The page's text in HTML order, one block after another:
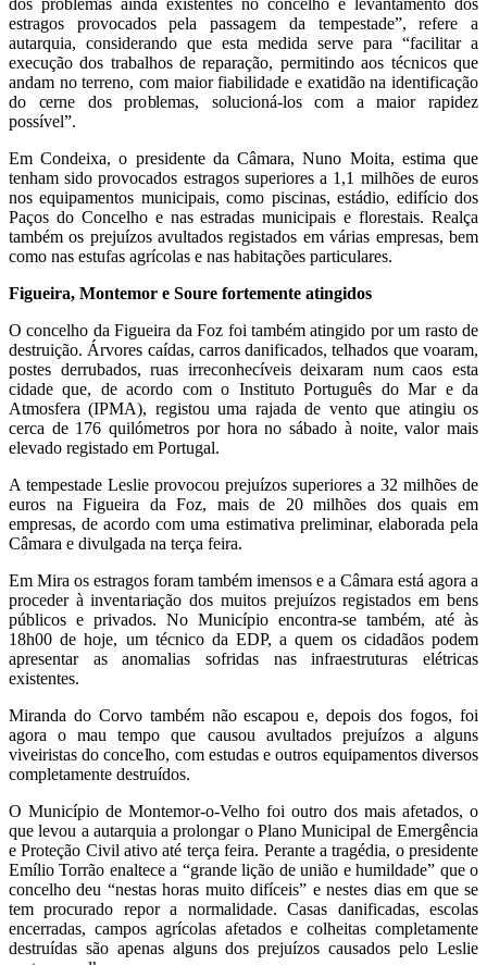
estragos provocados pela passagem da tempestade”, refere a
autarquia, considerando que esta medida serve para “facilitar a
execução dos trabalhos de reparação, permitindo aos técnicos que
andam no terreno, com maior fiabilidade e exatidão na identificação
do cerne dos problemas, solucioná-los com a maior rapidez
possível”.
Em Condeixa, o presidente da Câmara, Nuno Moita, estima que
tenham sido provocados estragos superiores a 1,1 milhões de euros
nos equipamentos municipais, como piscinas, estádio, edifício dos
Paços do Concelho e nas estradas municipais e florestais. Realça
também os prejuízos avultados registados em várias empresas, bem
como nas estufas agrícolas e nas habitações particulares.
Figueira, Montemor e Soure fortemente atingidos
O concelho da Figueira da Foz foi também atingido por um rasto de
destruição. Árvores caídas, carros danificados, telhados que voaram,
postes derrubados, ruas irreconhecíveis deixaram num caos esta
cidade que, de acordo com o Instituto Português do Mar e da
Atmosfera (IPMA), registou uma rajada de vento que atingiu os
cerca de 176 quilómetros por hora no sábado à noite, valor mais
elevado registado em Portugal.
A tempestade Leslie provocou prejuízos superiores a 32 milhões de
euros na Figueira da Foz, mais de 20 milhões dos quais em
empresas, de acordo com uma estimativa preliminar, elaborada pela
Câmara e divulgada na terça feira.
Em Mira os estragos foram também imensos e a Câmara está agora a
proceder à inventariação dos muitos prejuízos registados em bens
públicos e privados. No Município encontra-se também, até às
18h00 de hoje, um técnico da EDP, a quem os cidadãos podem
apresentar as anomalias sofridas nas infraestruturas elétricas
existentes.
Miranda do Corvo também não escapou e, depois dos fogos, foi
agora o mau tempo que causou avultados prejuízos a alguns
viveiristas do concelho, com estudas e outros equipamentos diversos
completamente destruídos.
O Município de Montemor-o-Velho foi outro dos mais afetados, o
que levou a autarquia a prolongar o Plano Municipal de Emergência
e Proteção Civil ativo até terça feira. Perante a tragédia, o presidente
Emílio Torrão enaltece a “grande lição de união e humildade” que o
concelho deu “nestas horas muito difíceis” e nestes dias em que se
tem procurado repor a normalidade. Casas danificadas, escolas
encerradas, campos agrícolas afetados e colheitas completamente
destruídas são apenas alguns dos prejuízos causados pelo Leslie